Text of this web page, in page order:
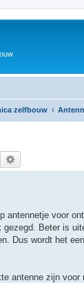
zelfbouw
Zoek
voor
Beter is
Dus wordt het
antenne zijn